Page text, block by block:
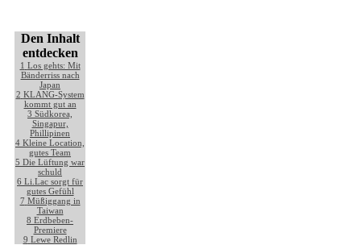
Den Inhalt
entdecken
1 Los gehts: Mit
Bänderriss nach
Japan
2 KLANG-System
kommt gut an
3 Südkorea,
Singapur,
Phillipinen
4 Kleine Location,
gutes Team
5 Die Lüftung war
schuld
6 Li.Lac sorgt für
gutes Gefühl
7 Müßiggang in
Taiwan
8 Erdbeben-
Premiere
9 Lewe Redlin